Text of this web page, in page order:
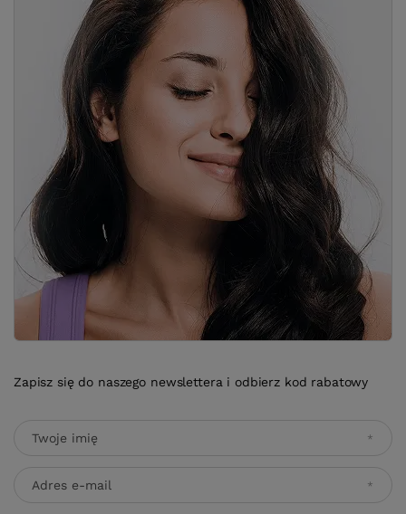
Zapisz się do naszego newslettera i odbierz kod rabatowy
Twoje imię
Adres e-mail